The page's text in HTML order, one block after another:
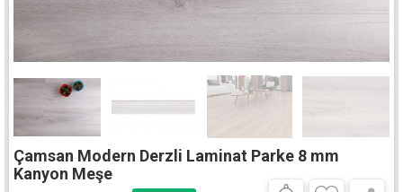
Çamsan Modern Derzli Laminat Parke 8 mm
Kanyon Meşe